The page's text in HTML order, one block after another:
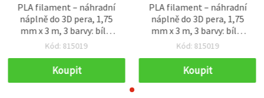
PLA filament – náhradní
náplně do 3D pera, 1,75
mm x 3 m, 3 barvy: bílá,
růžová, tmavě zelená
Kód: 815019
Koupit
PLA filament – náhradní
náplně do 3D pera, 1,75
mm x 3 m, 3 barvy: bílá,
růžová, tmavě zelená
Kód: 815019
Koupit